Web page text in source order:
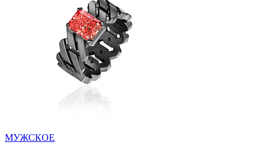
МУЖСКОЕ